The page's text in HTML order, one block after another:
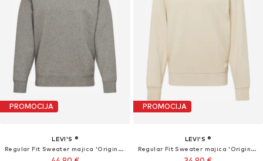
PROMOCIJA
LEVI'S ®
Regular Fit Sweater majica 'Original Housemark Crewneck Sweatshirt'
PROMOCIJA
LEVI'S ®
Regular Fit Sweater majica 'Original Housemark Crewneck Sweatshirt'